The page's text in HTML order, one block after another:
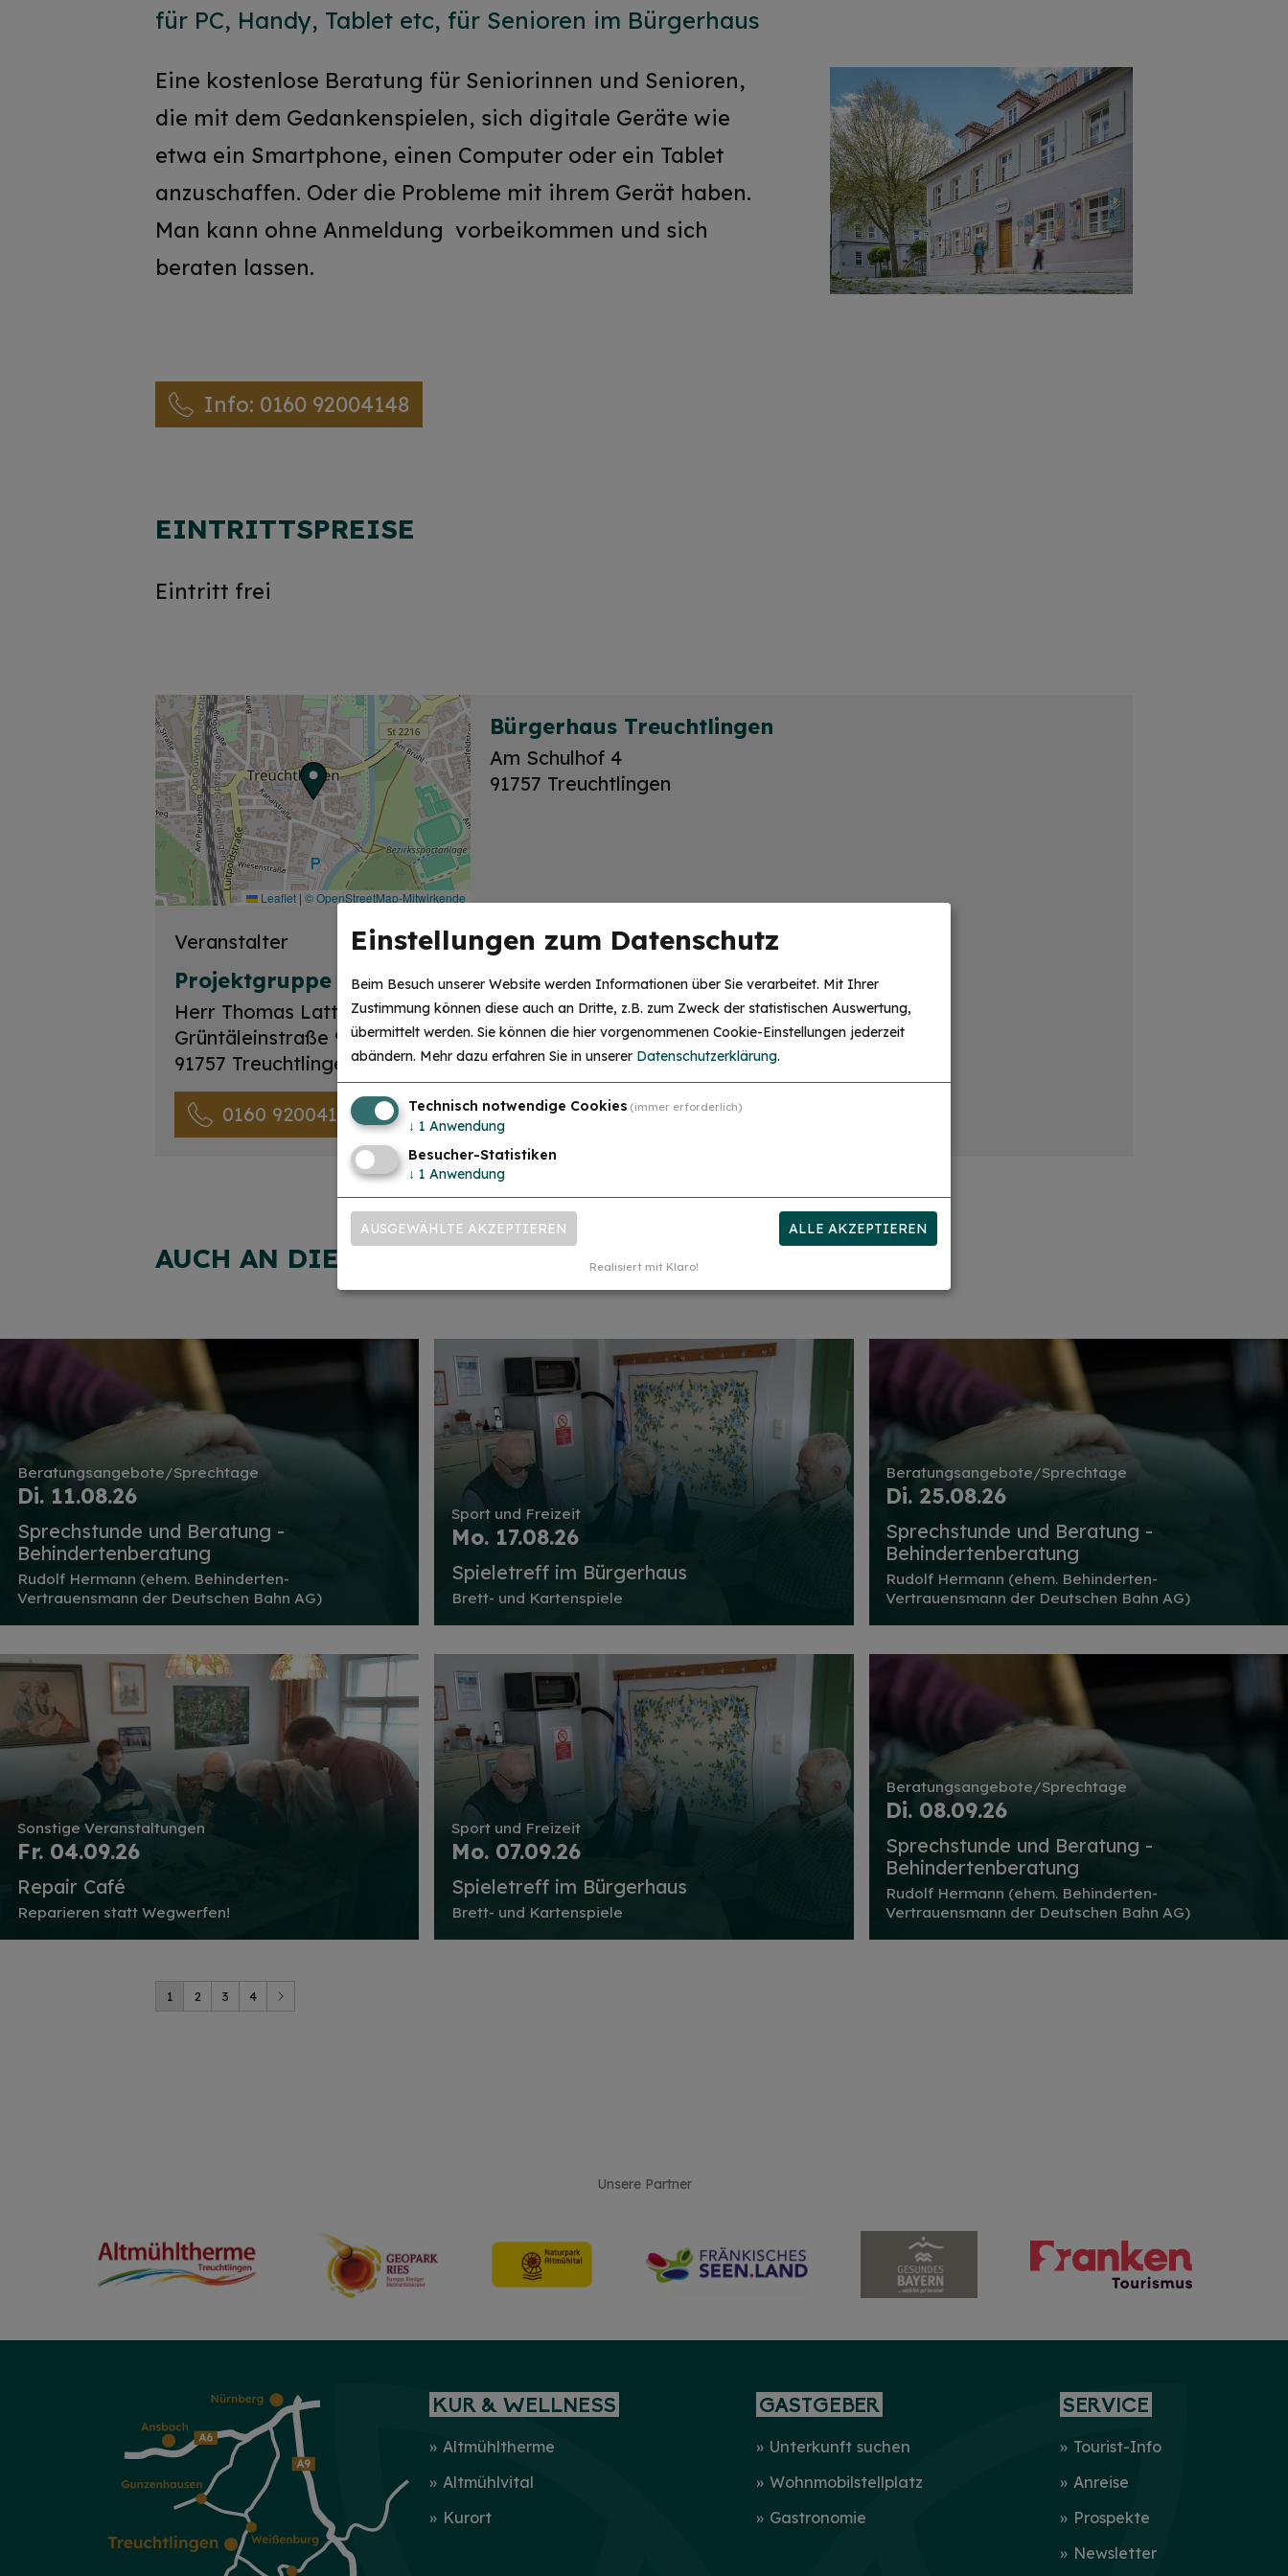
für PC, Handy, Tablet etc, für Senioren im Bürgerhaus
Eine kostenlose Beratung für Seniorinnen und Senioren,
die mit dem Gedankenspielen, sich digitale Geräte wie
etwa ein Smartphone, einen Computer oder ein Tablet
anzuschaffen. Oder die Probleme mit ihrem Gerät haben.
Man kann ohne Anmeldung vorbeikommen und sich
beraten lassen.
Info: 0160 92004148
EINTRITTSPREISE
Eintritt frei
Leaflet | © OpenStreetMap-Mitwirkende
Bürgerhaus Treuchtlingen
Am Schulhof 4
91757 Treuchtlingen
Veranstalter
Projektgruppe Bürgerhaus
Herr Thomas Latteier
Grüntäleinstraße 9
91757 Treuchtlingen
0160 92004148
AUCH AN DIESEM ORT
Beratungsangebote/Sprechtage
Di. 11.08.26
Sprechstunde und Beratung -
Behindertenberatung
Rudolf Hermann (ehem. Behinderten-
Vertrauensmann der Deutschen Bahn AG)
Sport und Freizeit
Mo. 17.08.26
Spieletreff im Bürgerhaus
Brett- und Kartenspiele
Beratungsangebote/Sprechtage
Di. 25.08.26
Sprechstunde und Beratung -
Behindertenberatung
Rudolf Hermann (ehem. Behinderten-
Vertrauensmann der Deutschen Bahn AG)
Sonstige Veranstaltungen
Fr. 04.09.26
Repair Café
Reparieren statt Wegwerfen!
Sport und Freizeit
Mo. 07.09.26
Spieletreff im Bürgerhaus
Brett- und Kartenspiele
Beratungsangebote/Sprechtage
Di. 08.09.26
Sprechstunde und Beratung -
Behindertenberatung
Rudolf Hermann (ehem. Behinderten-
Vertrauensmann der Deutschen Bahn AG)
1 2 3 4
Unsere Partner
KUR & WELLNESS
Altmühltherme
Altmühlvital
Kurort
GASTGEBER
Unterkunft suchen
Wohnmobilstellplatz
Gastronomie
SERVICE
Tourist-Info
Anreise
Prospekte
Newsletter
Einstellungen zum Datenschutz
Beim Besuch unserer Website werden Informationen über Sie verarbeitet. Mit Ihrer
Zustimmung können diese auch an Dritte, z.B. zum Zweck der statistischen Auswertung,
übermittelt werden. Sie können die hier vorgenommenen Cookie-Einstellungen jederzeit
abändern. Mehr dazu erfahren Sie in unserer Datenschutzerklärung.
Technisch notwendige Cookies (immer erforderlich)
↓ 1 Anwendung
Besucher-Statistiken
↓ 1 Anwendung
AUSGEWÄHLTE AKZEPTIEREN ALLE AKZEPTIEREN
Realisiert mit Klaro!